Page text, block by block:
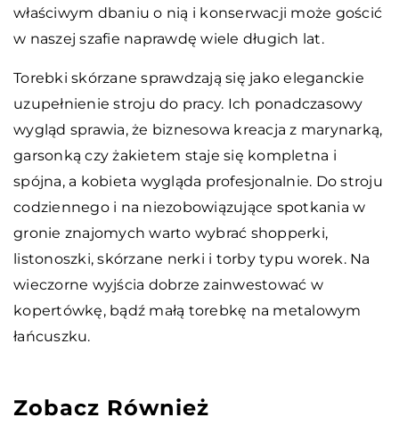
właściwym dbaniu o nią i konserwacji może gościć
w naszej szafie naprawdę wiele długich lat.
Torebki skórzane sprawdzają się jako eleganckie
uzupełnienie stroju do pracy. Ich ponadczasowy
wygląd sprawia, że biznesowa kreacja z marynarką,
garsonką czy żakietem staje się kompletna i
spójna, a kobieta wygląda profesjonalnie. Do stroju
codziennego i na niezobowiązujące spotkania w
gronie znajomych warto wybrać shopperki,
listonoszki, skórzane nerki i torby typu worek. Na
wieczorne wyjścia dobrze zainwestować w
kopertówkę, bądź małą torebkę na metalowym
łańcuszku.
Zobacz Również